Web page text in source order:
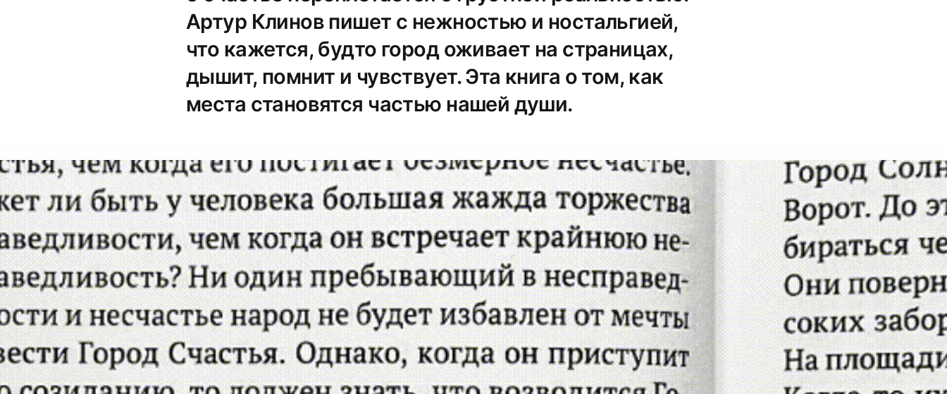
Артур Клинов пишет с нежностью и ностальгией,
что кажется, будто город оживает на страницах,
дышит, помнит и чувствует. Эта книга о том, как
места становятся частью нашей души.